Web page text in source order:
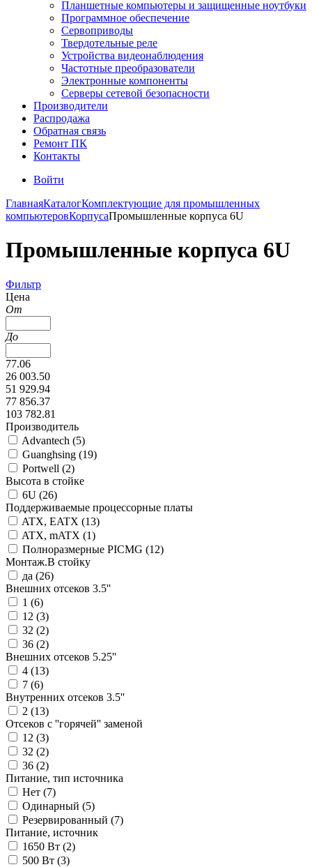
Планшетные компьютеры и защищенные ноутбуки
Программное обеспечение
Сервоприводы
Твердотельные реле
Устройства видеонаблюдения
Частотные преобразователи
Электронные компоненты
Серверы сетевой безопасности
Производители
Распродажа
Обратная связь
Ремонт ПК
Контакты
Войти
ГлавнаяКаталогКомплектующие для промышленных
компьютеровКорпусаПромышленные корпуса 6U
Промышленные корпуса 6U
Фильтр
Цена
От
До
77.06
26 003.50
51 929.94
77 856.37
103 782.81
Производитель
Advantech (5)
Guanghsing (19)
Portwell (2)
Высота в стойке
6U (26)
Поддерживаемые процессорные платы
ATX, EATX (13)
ATX, mATX (1)
Полноразмерные PICMG (12)
Монтаж.В стойку
да (26)
Внешних отсеков 3.5''
1 (6)
12 (3)
32 (2)
36 (2)
Внешних отсеков 5.25''
4 (13)
7 (6)
Внутренних отсеков 3.5''
2 (13)
Отсеков с ''горячей'' заменой
12 (3)
32 (2)
36 (2)
Питание, тип источника
Нет (7)
Одинарный (5)
Резервированный (7)
Питание, источник
1650 Вт (2)
500 Вт (3)